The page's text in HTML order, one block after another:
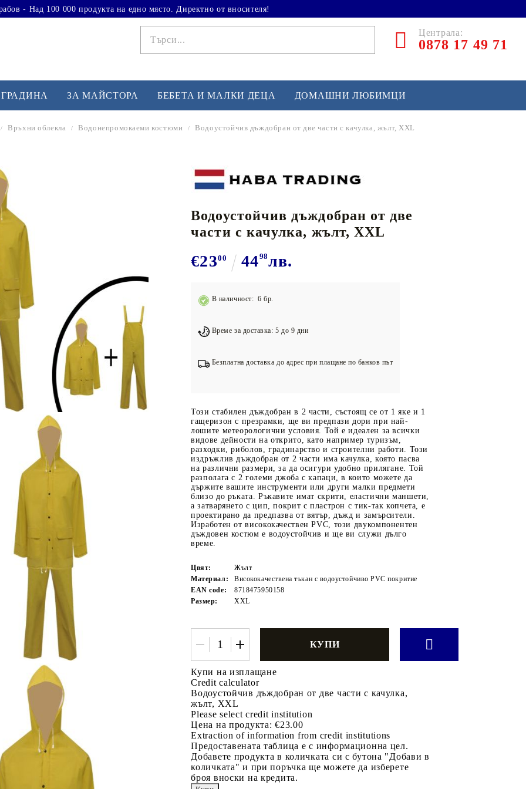
- Над 100 000 продукта на едно място. Директно от вносителя!
Централа:
0878 17 49 71
Йога и пилатес
Лежанки за упражнения
Тренажори за баланс
Подложки за фитнес уреди
Лостове за набиране
Силови кули
Йога и пилатес
Баскетбол
Бейзбол и софтбол
Хокей и лакрос
Основно спортно оборудване
ЗА МАЙСТОРА БЕБЕТА И МАЛКИ ДЕЦА ДОМАШНИ ЛЮБИМЦИ
Връхни облекла Водонепромокаеми костюми Водоустойчив дъждобран от две части с качулка, жълт, XXL
Tweet
Водоустойчив дъждобран от две
части с качулка, жълт, XXL
€2300 4498лв.
В наличност: 6 бр.
Време за доставка: 5 до 9 дни
Безплатна доставка до адрес при плащане по банков път
Този стабилен дъждобран в 2 части, състоящ се от 1 яке и 1
гащеризон с презрамки, ще ви предпази дори при най-
лошите метеорологични условия. Той е идеален за всички
видове дейности на открито, като например туризъм,
разходки, риболов, градинарство и строителни работи. Този
издръжлив дъждобран от 2 части има качулка, която пасва
на различни размери, за да осигури удобно прилягане. Той
разполага с 2 големи джоба с капаци, в които можете да
държите вашите инструменти или други малки предмети
близо до ръката. Ръкавите имат скрити, еластични маншети,
а затварянето с цип, покрит с пластрон с тик-так копчета, е
проектирано да предпазва от вятър, дъжд и замърсители.
Изработен от висококачествен PVC, този двукомпонентен
дъждовен костюм е водоустойчив и ще ви служи дълго
време.
Цвят:
Жълт
Материал:
Висококачествена тъкан с водоустойчиво PVC покритие
EAN code:
8718475950158
Размер:
XXL
Купи на изплащане
Credit calculator
Водоустойчив дъждобран от две части с качулка,
жълт, XXL
Please select credit institution
Цена на продукта: €23.00
Extraction of information from credit institutions
Предоставената таблица е с информационна цел.
Добавете продукта в количката си с бутона "Добави в
количката" и при поръчка ще можете да изберете
броя вноски на кредита.